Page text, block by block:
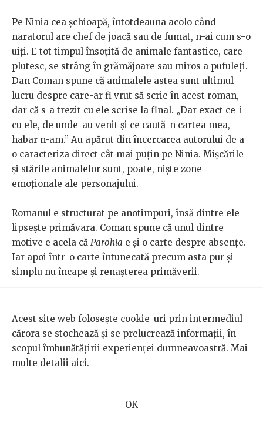
Pe Ninia cea șchioapă, întotdeauna acolo când
naratorul are chef de joacă sau de fumat, n-ai cum s-o
uiți. E tot timpul însoțită de animale fantastice, care
plutesc, se strâng în grămăjoare sau miros a pufuleți.
Dan Coman spune că animalele astea sunt ultimul
lucru despre care-ar fi vrut să scrie în acest roman,
dar că s-a trezit cu ele scrise la final. „Dar exact ce-i
cu ele, de unde-au venit și ce caută-n cartea mea,
habar n-am.” Au apărut din încercarea autorului de a
o caracteriza direct cât mai puțin pe Ninia. Mișcările
și stările animalelor sunt, poate, niște zone
emoționale ale personajului.
Romanul e structurat pe anotimpuri, însă dintre ele
lipsește primăvara. Coman spune că unul dintre
motive e acela că Parohia e și o carte despre absențe.
Iar apoi într-o carte întunecată precum asta pur și
simplu nu încape și renașterea primăverii.
fiind, Coman răspunde retoric. „De ce eu, care ascult
rock progresiv, simt nevoia, la anumite party-uri, să
mai dansez și pe manele?” Zice că scrie literatură, cu
diverse tipuri de instrumente. S-a apucat de proză
resimțit și lipsa acută a gestului de a scrie. Iar despre
s-a spus și că e roman și c-ar fi doar un poem.
Din punctul lui de vedere, granițele astea sunt deja
Acest site web folosește cookie-uri prin intermediul
cărora se stochează și se prelucrează informații, în
scopul îmbunătățirii experienței dumneavoastră. Mai
multe detalii aici.
OK